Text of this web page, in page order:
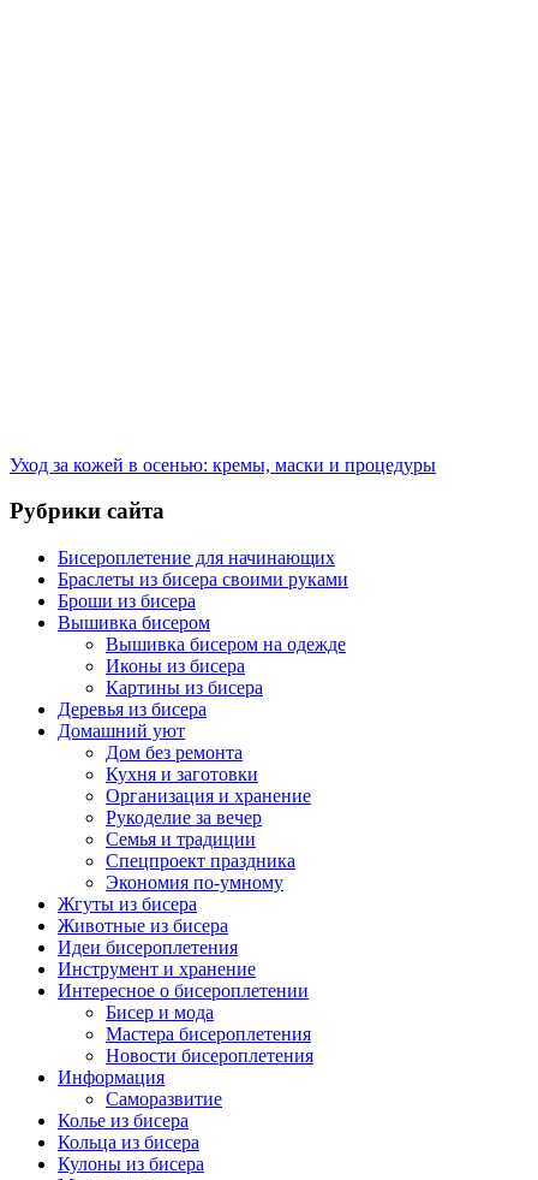
Уход за кожей в осенью: кремы, маски и процедуры
Рубрики сайта
Бисероплетение для начинающих
Браслеты из бисера своими руками
Броши из бисера
Вышивка бисером
Вышивка бисером на одежде
Иконы из бисера
Картины из бисера
Деревья из бисера
Домашний уют
Дом без ремонта
Кухня и заготовки
Организация и хранение
Рукоделие за вечер
Семья и традиции
Спецпроект праздника
Экономия по-умному
Жгуты из бисера
Животные из бисера
Идеи бисероплетения
Инструмент и хранение
Интересное о бисероплетении
Бисер и мода
Мастера бисероплетения
Новости бисероплетения
Информация
Саморазвитие
Колье из бисера
Кольца из бисера
Кулоны из бисера